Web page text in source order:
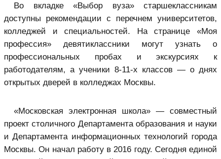
Во вкладке «Выбор вуза» старшеклассникам
доступны рекомендации с перечнем университетов,
колледжей и специальностей. На странице «Моя
профессия» девятиклассники могут узнать о
профессиональных пробах и экскурсиях к
работодателям, а ученики 8-11-х классов — о днях
открытых дверей в колледжах Москвы.
«Московская электронная школа» — совместный
проект столичного Департамента образования и науки
и Департамента информационных технологий города
Москвы. Он начал работу в 2016 году. Сегодня единой